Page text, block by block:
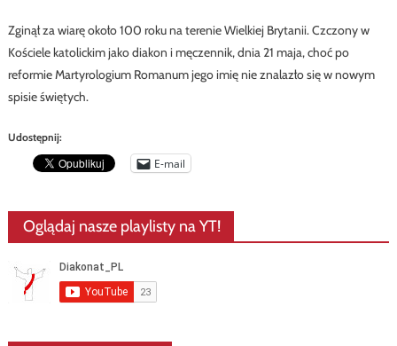
Zginął za wiarę około 100 roku na terenie Wielkiej Brytanii. Czczony w
Kościele katolickim jako diakon i męczennik, dnia 21 maja, choć po
reformie Martyrologium Romanum jego imię nie znalazło się w nowym
spisie świętych.
Udostępnij:
E-mail
Oglądaj nasze playlisty na YT!